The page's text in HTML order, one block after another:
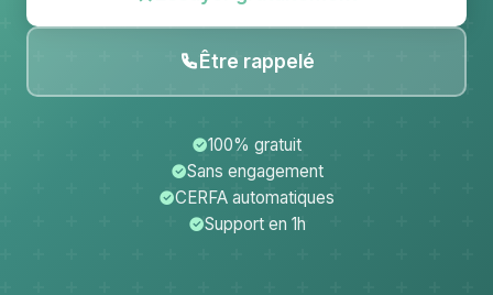
Être rappelé
100% gratuit
Sans engagement
CERFA automatiques
Support en 1h